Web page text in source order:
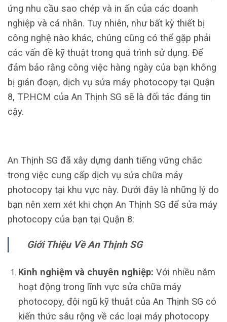
ứng nhu cầu sao chép và in ấn của các doanh
nghiệp và cá nhân. Tuy nhiên, như bất kỳ thiết bị
công nghệ nào khác, chúng cũng có thể gặp phải
các vấn đề kỹ thuật trong quá trình sử dụng. Để
đảm bảo rằng công việc hàng ngày của bạn không
bị gián đoạn, dịch vụ sửa máy photocopy tại Quận
8, TP.HCM của An Thịnh SG sẽ là đối tác đáng tin
cậy.
An Thịnh SG đã xây dựng danh tiếng vững chắc
trong việc cung cấp dịch vụ sửa chữa máy
photocopy tại khu vực này. Dưới đây là những lý do
bạn nên xem xét khi chọn An Thịnh SG để sửa máy
photocopy của bạn tại Quận 8:
Giới Thiệu Về An Thịnh SG
Kinh nghiệm và chuyên nghiệp: Với nhiều năm
hoạt động trong lĩnh vực sửa chữa máy
photocopy, đội ngũ kỹ thuật của An Thịnh SG có
kiến thức sâu rộng về các loại máy photocopy